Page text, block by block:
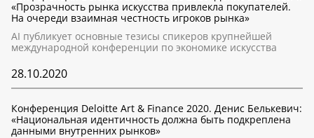
«Прозрачность рынка искусства привлекла покупателей.
На очереди взаимная честность игроков рынка»
AI публикует основные тезисы спикеров крупнейшей
международной конференции по экономике искусства
28.10.2020
Конференция Deloitte Art & Finance 2020. Денис Белькевич:
«Национальная идентичность должна быть подкреплена
данными внутренних рынков»